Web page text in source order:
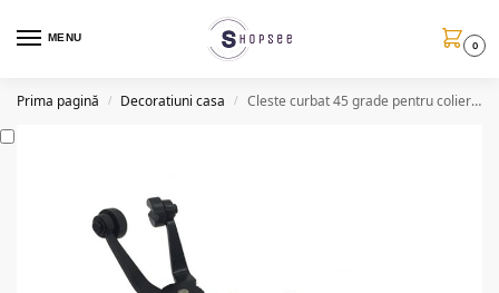
MENU
0
Prima pagină / Decoratiuni casa / Cleste curbat 45 grade pentru coliere, 230mm